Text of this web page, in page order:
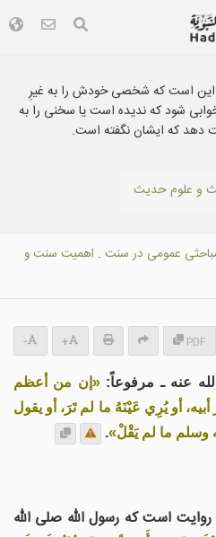
اين است که شخصی خودش را به غيرِ
شود که نديده است يا سخنی را به
دهد که ایشان نگفته است.
و علوم حدیث
عمومى در سنت . اهميت سنت و
PDF
+
-
عنه ـ مرفوعاً:«إن من أعظم
أو يُرِي عَيْنَهُ ما لم تَرَ، أو يقول
وسلم ما لم يَقْلْ».
روایت است که رسول الله صلی الله